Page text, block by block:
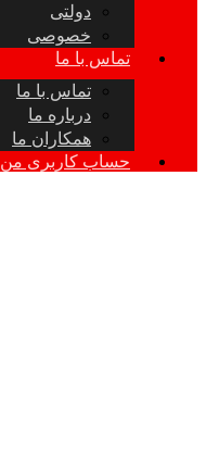
دولتی
خصوصی
تماس با ما
تماس با ما
درباره ما
همکاران ما
حساب کاربری من